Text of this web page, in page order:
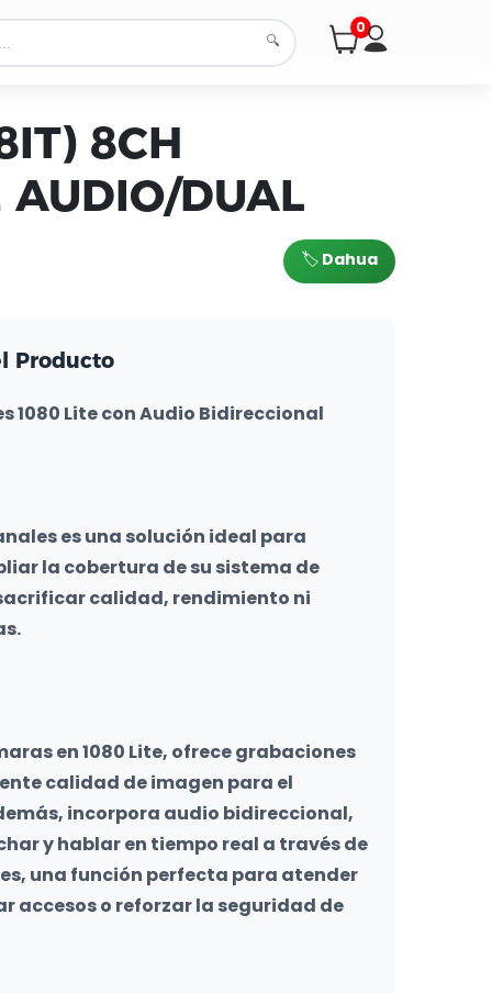
🔍
0
8CH
DUAL
🏷️ Dahua
Producto
1080 Lite con Audio Bidireccional
es una solución ideal para
la cobertura de su sistema de
calidad, rendimiento ni
en 1080 Lite, ofrece grabaciones
calidad de imagen para el
incorpora audio bidireccional,
y hablar en tiempo real a través de
una función perfecta para atender
accesos o reforzar la seguridad de